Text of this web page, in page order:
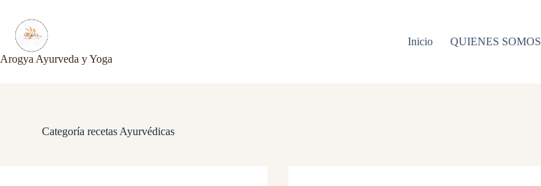
contenido
Arogya Ayurveda y Yoga
Inicio QUIENES SOMOS
Categoría recetas Ayurvédicas